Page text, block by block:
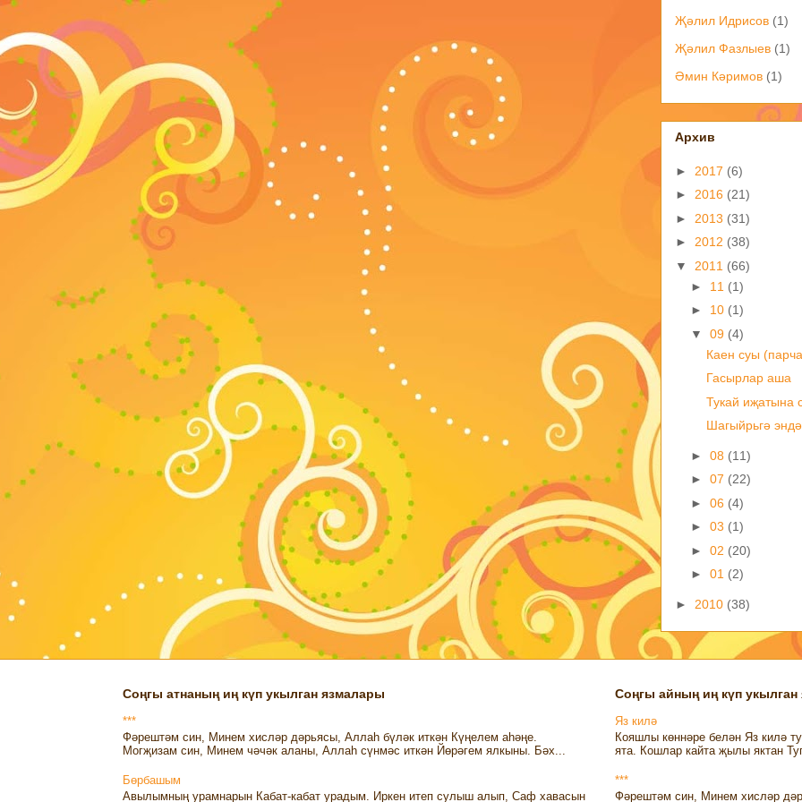
Җәлил Идрисов (1)
Җәлил Фазлыев (1)
Әмин Кәримов (1)
Архив
► 2017 (6)
► 2016 (21)
► 2013 (31)
► 2012 (38)
▼ 2011 (66)
► 11 (1)
► 10 (1)
▼ 09 (4)
Каен суы
Гасырлар аша
Тукай иҗатына
Шагыйрьгә
► 08 (11)
► 07 (22)
► 06 (4)
► 03 (1)
► 02 (20)
► 01 (2)
► 2010 (38)
Соңгы атнаның иң күп укылган язмалары
***
Фәрештәм син, Минем хисләр дәрьясы, Аллаһ бүләк иткән Күңелем аһәңе.
Могҗизам син, Минем чәчәк аланы, Аллаһ сүнмәс иткән Йөрәгем ялкыны. Бәх...
Бөрбашым
Авылымның урамнарын Кабат-кабат урадым. Иркен итеп сулыш алып, Саф хавасын
Соңгы айның иң күп
Яз килә
Кояшлы көннәре белән Яз килә
ята. Кошлар кайта җылы яктан
***
Фәрештәм син, Минем хисләр